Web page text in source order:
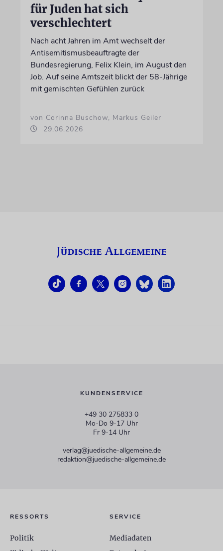
für Juden hat sich
verschlechtert
Nach acht Jahren im Amt wechselt der
Antisemitismusbeauftragte der
Bundesregierung, Felix Klein, im August den
Job. Auf seine Amtszeit blickt der 58-Jährige
mit gemischten Gefühlen zurück
von Corinna Buschow, Markus Geiler
29.06.2026
KUNDENSERVICE
+49 30 275833 0
Mo-Do 9-17 Uhr
Fr 9-14 Uhr
verlag@juedische-allgemeine.de
redaktion@juedische-allgemeine.de
RESSORTS
Politik
SERVICE
Mediadaten